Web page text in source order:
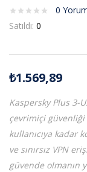
0
Satıldı: 0
₺1.569,89
Kaspersky Plus 3-
çevrimiçi
kullanıcıya kadar
ve sınırsız VPN
güvende olmanın